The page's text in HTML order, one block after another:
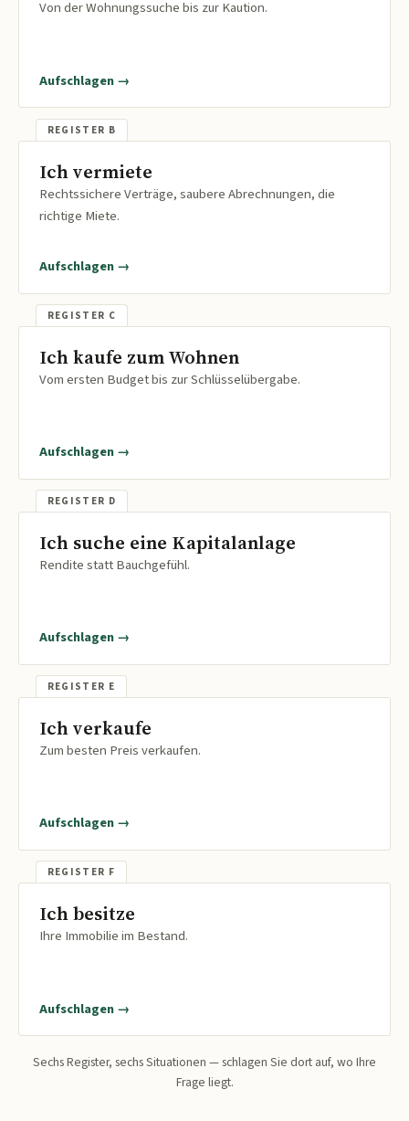
Von der Wohnungssuche bis zur Kaution.
Aufschlagen →
Ich vermiete
Rechtssichere Verträge, saubere Abrechnungen, die
richtige Miete.
Aufschlagen →
Ich kaufe zum Wohnen
Vom ersten Budget bis zur Schlüsselübergabe.
Aufschlagen →
Ich suche eine Kapitalanlage
Rendite statt Bauchgefühl.
Aufschlagen →
Ich verkaufe
Zum besten Preis verkaufen.
Aufschlagen →
Ich besitze
Ihre Immobilie im Bestand.
Aufschlagen →
Sechs Register, sechs Situationen — schlagen Sie dort auf, wo Ihre
Frage liegt.